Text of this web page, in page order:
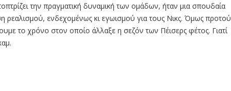
την πραγματική δυναμική των ομάδων, ήταν μια σπουδαία
ρεαλισμού, ενδεχομένως κι εγωισμού για τους Νικς. Όμως προτού
το χρόνο στον οποίο άλλαξε η σεζόν των Πέισερς φέτος. Γιατί